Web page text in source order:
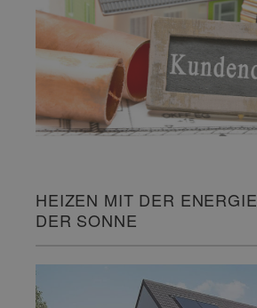
HEIZEN MIT DER ENERGIE
DER SONNE